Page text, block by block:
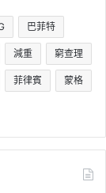
巴菲特
減重 窮查理
菲律賓 蒙格